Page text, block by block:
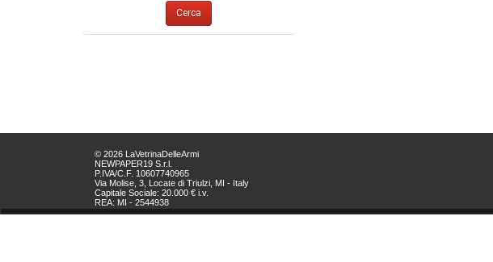
Cerca
© 2026 LaVetrinaDelleArmi
NEWPAPER19 S.r.l.
P.IVA/C.F. 10607740965
Via Molise, 3, Locate di Triulzi, MI - Italy
Capitale Sociale: 20.000 € i.v.
REA: MI - 2544938